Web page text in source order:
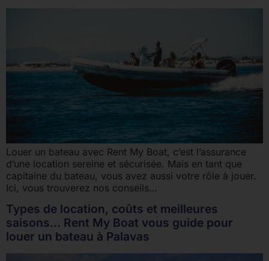
Louer un bateau avec Rent My Boat, c’est l’assurance
d’une location sereine et sécurisée. Mais en tant que
capitaine du bateau, vous avez aussi votre rôle à jouer.
Ici, vous trouverez nos conseils…
Types de location, coûts et meilleures
saisons… Rent My Boat vous guide pour
louer un bateau à Palavas